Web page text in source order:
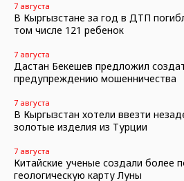
7 августа
В Кыргызстане за год в ДТП
том числе 121 ребенок
7 августа
Дастан Бекешев предложил
предупреждению мошенничества
7 августа
В Кыргызстан хотели ввезти
золотые изделия из Турции
7 августа
Китайские ученые создали более
геологическую карту Луны